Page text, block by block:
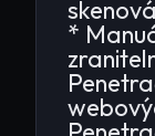
*